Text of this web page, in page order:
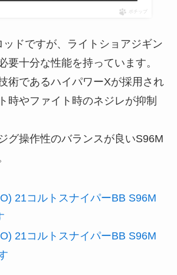
ポチップ
ドですが、ライトショアジギン
要十分な性能を持っています。
術であるハイパワーXが採用され
時やファイト時のネジレが抑制
グ操作性のバランスが良いS96M
21コルトスナイパーBB S96M
21コルトスナイパーBB S96M